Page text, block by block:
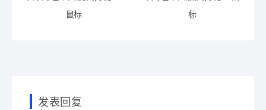
鼠标
标
发表回复